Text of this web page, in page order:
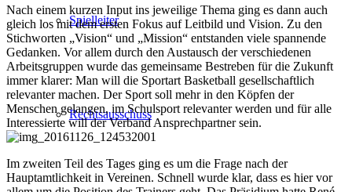
Spielleiter
Rechtsausschuss
Nach einem kurzen Input ins jeweilige Thema ging es dann auch
gleich los mit dem ersten Fokus auf Leitbild und Vision. Zu den
Stichworten „Vision“ und „Mission“ entstanden viele spannende
Gedanken. Vor allem durch den Austausch der verschiedenen
Arbeitsgruppen wurde das gemeinsame Bestreben für die Zukunft
immer klarer: Man will die Sportart Basketball gesellschaftlich
relevanter machen. Der Sport soll mehr in den Köpfen der
Menschen gelangen, im Schulsport relevanter werden und für alle
Interessierte will der Verband Ansprechpartner sein.
Im zweiten Teil des Tages ging es um die Frage nach der
Hauptamtlichkeit in Vereinen. Schnell wurde klar, dass es hier vor